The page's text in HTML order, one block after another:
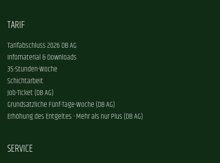
TARIF
Tarifabschluss 2026 DB AG
Infomaterial & Downloads
35-Stunden-Woche
Schichtarbeit
Job-Ticket (DB AG)
Grundsätzliche Fünf-Tage-Woche (DB AG)
Erhöhung des Entgeltes - Mehr als nur Plus (DB AG)
SERVICE